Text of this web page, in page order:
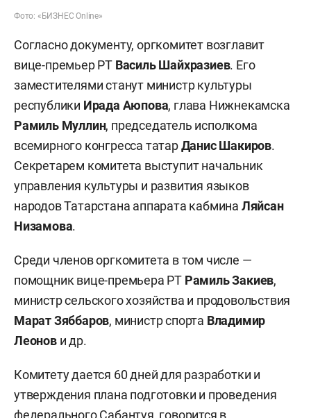
Фото: «БИЗНЕСOnline»
Согласно документу, оргкомитет возглавит
вице-премьер РТ Василь Шайхразиев. Его
заместителями станут министр культуры
республики Ирада Аюпова, глава Нижнекамска
Рамиль Муллин, председатель исполкома
всемирного конгресса татарДанис Шакиров.
Секретарем комитета выступит начальник
управления культуры и развития языков
народов Татарстана аппарата кабмина Ляйсан
Низамова.
Среди членов оргкомитета в том числе —
помощник вице-премьера РТ Рамиль Закиев,
министр сельского хозяйства и продовольствия
Марат Зяббаров, министр спорта Владимир
Леонови др.
Комитету дается 60 дней для разработки и
утверждения плана подготовки и проведения
федерального Сабантуя, говорится в